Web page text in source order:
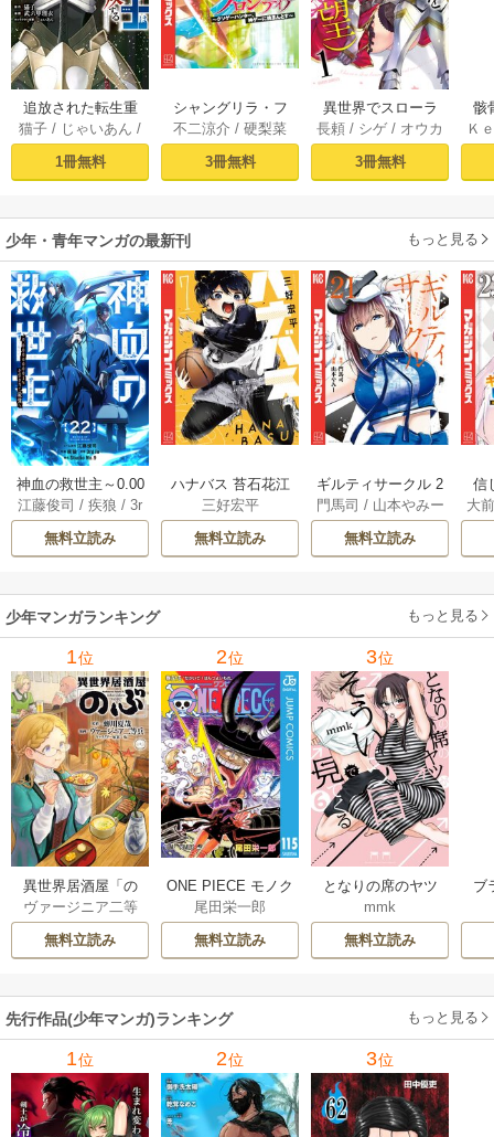
追放された転生重
騎士はゲーム知識
で無双する（１）
猫子 / じゃいあん /
武六甲理衣
1冊無料
シャングリラ・フ
ロンティア（１）
～クソゲーハン
ター、神ゲーに挑
不二涼介 /硬梨菜
3冊無料
異世界でスローラ
イフを（願望） 1
長頼 / シゲ / オウカ
3冊無料
骸
異
Ｋ
少年・青年マンガの最新刊 もっと見る
神血の救世主～0.00
000001％を引き当
て最強へ～【電子
書籍特典付】 22巻
江藤俊司 /疾狼 /3r
d Ie/Studio No.9
無料立読み
ハナバス 苔石花江
のバスケ論 7巻
三好宏平
無料立読み
ギルティサークル 2
1巻
門馬司 / 山本やみー
無料立読み
信
に
の
れ
メ
大
少年マンガランキング もっと見る
1位
異世界居酒屋「の
ぶ」
ヴァージニア二等
蝉川夏哉
無料立読み
2位
ONE PIECE モノク
ロ版
尾田栄一郎
無料立読み
3位
となりの席のヤツ
がそういう目で見
てくる
mmk
無料立読み
ブ
先行作品(少年マンガ)ランキング もっと見る
1位 2位 3位